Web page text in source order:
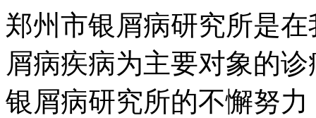
郑州市银屑病研究所是
屑病疾病为主要对象的
银屑病研究所的不懈努